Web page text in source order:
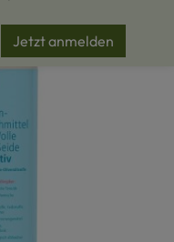
Jetzt anmelden